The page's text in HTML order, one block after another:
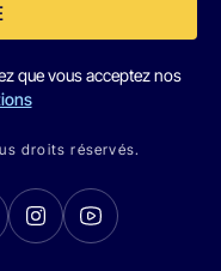
que vous acceptez nos
droits réservés.